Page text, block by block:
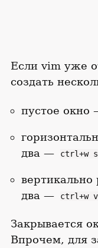
Если vim уже
создать
пустое окно
два —
ctrl+w s
вертикально
два —
ctrl+w v
Закрывается
Впрочем, для